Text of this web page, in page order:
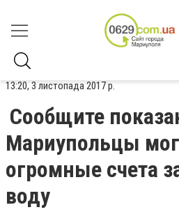
13:20, 3 листопада 2017 р.
Сообщите
Мариупольцы
огромные счета
воду